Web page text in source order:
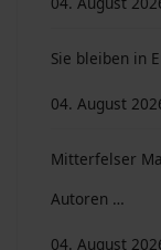
Sie bleiben in
04. August
Mitterfelser
Autoren …
04. August